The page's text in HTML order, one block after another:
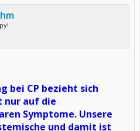
bei CP bezieht sich
nur auf die
Symptome. Unsere
und damit ist